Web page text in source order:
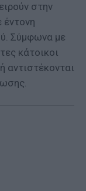
στην
έντονη
Σύμφωνα με
κάτοικοι
αντιστέκονται